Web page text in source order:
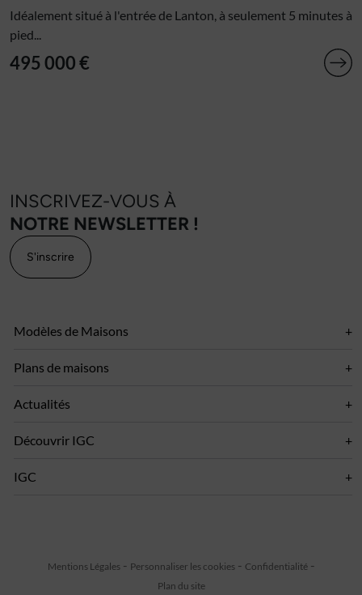
Idéalement situé à l'entrée de Lanton, à seulement 5 minutes à
pied...
495 000 €
INSCRIVEZ-VOUS À
NOTRE NEWSLETTER !
S'inscrire
Modèles de Maisons
Plans de maisons
Actualités
Découvrir IGC
IGC
Mentions Légales Personnaliser les cookies
Confidentialité
Plan du site